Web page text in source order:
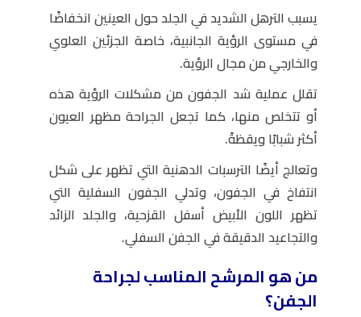
يسبب الترهل الشديد في الجلد حول العينين انخفاضًا
في مستوى الرؤية الجانبية، خاصة الجزئين العلوي
والخارجي من مجال الرؤية.
تقلل عملية شد الجفون من مشكلات الرؤية هذه
أو تتخلص منها، كما تجعل الجراحة مظهر العيون
أكثر شبابًا ويقظةً.
وتعالج أيضًا الترسبات الدهنية التي تظهر على شكل
انتفاخ في الجفون، وتدلي الجفون السفلية التي
تظهر اللون الأبيض أسفل القزحية، والجلد الزائد
والتجاعيد الدقيقة في الجفن السفلي.
من هو المرشح المناسب لجراحة
الجفن؟